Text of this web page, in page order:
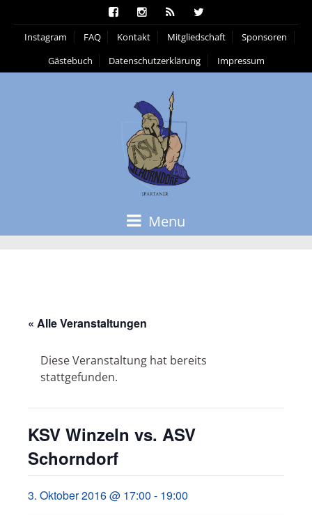
Instagram FAQ Kontakt Mitgliedschaft
Sponsoren
Gästebuch
Datenschutzerklärung Impressum
Menu
« Alle Veranstaltungen
Diese Veranstaltung hat bereits
stattgefunden.
KSV Winzeln vs. ASV
Schorndorf
3. Oktober 2016 @ 17:00 - 19:00